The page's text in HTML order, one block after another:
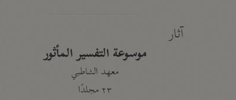
آثار
موسوعة التفسير المأثور
معهد الشاطبي
٢٣ مجلدًا